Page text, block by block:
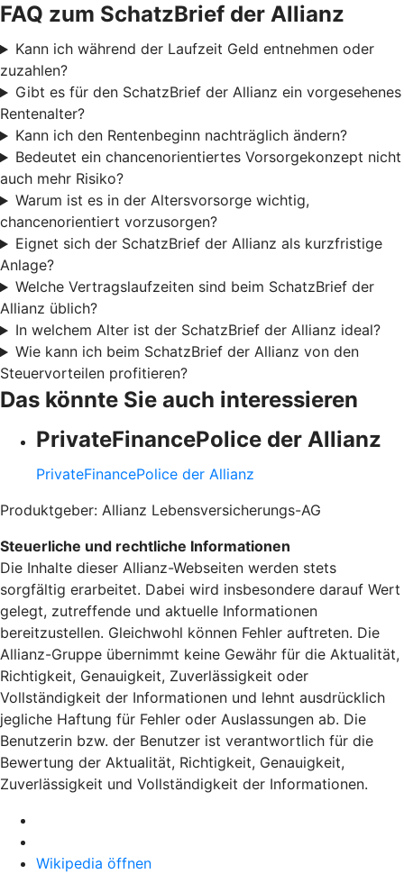
FAQ zum SchatzBrief der Allianz
Kann ich während der Laufzeit Geld entnehmen oder
zuzahlen?
Gibt es für den SchatzBrief der Allianz ein vorgesehenes
Rentenalter?
Kann ich den Rentenbeginn nachträglich ändern?
Bedeutet ein chancenorientiertes Vorsorgekonzept nicht
auch mehr Risiko?
Warum ist es in der Altersvorsorge wichtig,
chancenorientiert vorzusorgen?
Eignet sich der SchatzBrief der Allianz als kurzfristige
Anlage?
Welche Vertragslaufzeiten sind beim SchatzBrief der
Allianz üblich?
In welchem Alter ist der SchatzBrief der Allianz ideal?
Wie kann ich beim SchatzBrief der Allianz von den
Steuervorteilen profitieren?
Das könnte Sie auch interessieren
PrivateFinancePolice der Allianz
PrivateFinancePolice der Allianz
Produktgeber: Allianz Lebensversicherungs-AG
Steuerliche und rechtliche Informationen
Die Inhalte dieser Allianz-Webseiten werden stets
sorgfältig erarbeitet. Dabei wird insbesondere darauf Wert
gelegt, zutreffende und aktuelle Informationen
bereitzustellen. Gleichwohl können Fehler auftreten. Die
Allianz-Gruppe übernimmt keine Gewähr für die Aktualität,
Richtigkeit, Genauigkeit, Zuverlässigkeit oder
Vollständigkeit der Informationen und lehnt ausdrücklich
jegliche Haftung für Fehler oder Auslassungen ab. Die
Benutzerin bzw. der Benutzer ist verantwortlich für die
Bewertung der Aktualität, Richtigkeit, Genauigkeit,
Zuverlässigkeit und Vollständigkeit der Informationen.
Wikipedia öffnen